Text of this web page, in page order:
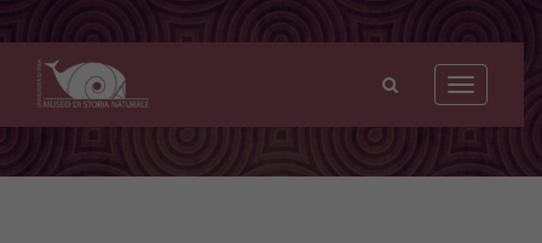
Toggle
navigation
Museo
di
Storia
Naturale